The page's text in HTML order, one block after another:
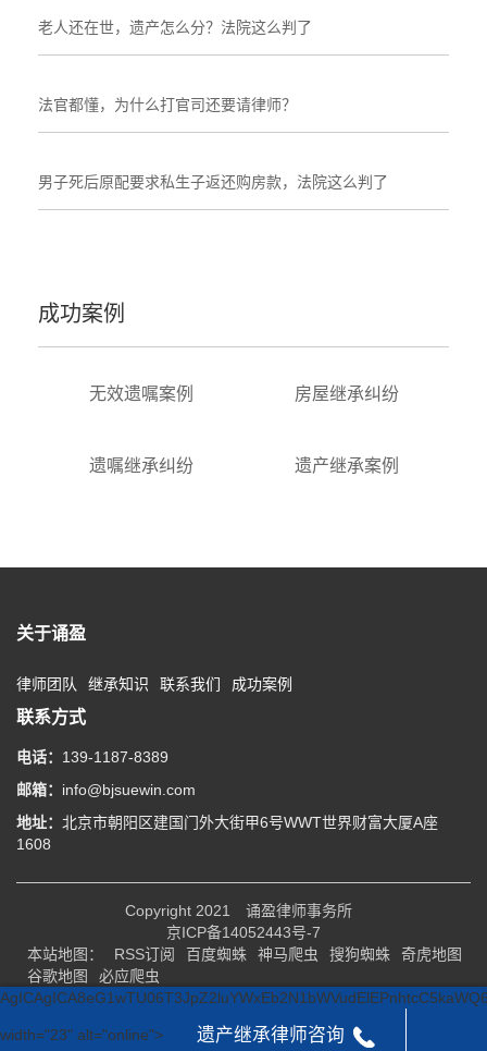
老人还在世，遗产怎么分？法院这么判了
法官都懂，为什么打官司还要请律师？
男子死后原配要求私生子返还购房款，法院这么判了
成功案例
无效遗嘱案例 房屋继承纠纷
遗嘱继承纠纷 遗产继承案例
关于诵盈
律师团队 继承知识 联系我们 成功案例
联系方式
电话： 139-1187-8389
邮箱： info@bjsuewin.com
地址： 北京市朝阳区建国门外大街甲6号WWT世界财富大厦A座
1608
Copyright 2021
诵盈律师事务所
京ICP备14052443号-7
本站地图：
RSS订阅 百度蜘蛛 神马爬虫 搜狗蜘蛛
奇虎地图
谷歌地图
必应爬虫
遗产继承律师咨询